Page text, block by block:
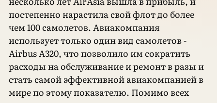
постепенно нарастила свой флот до более
чем 100 самолетов. Авиакомпания
использует только один вид самолетов -
Airbus A320, что позволило им сократить
расходы на обслуживание и ремонт в разы и
стать самой эффективной авиакомпанией в
мире по этому показателю. Помимо всех